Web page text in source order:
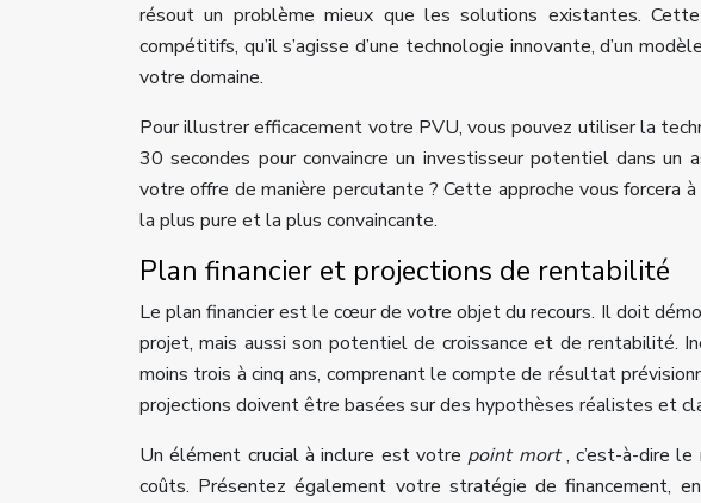
résout un problème mieux que les solutions existantes.
compétitifs, qu’il s’agisse d’une technologie innovante, d’un
votre domaine.
Pour illustrer efficacement votre PVU, vous pouvez utiliser la
30 secondes pour convaincre un investisseur potentiel dans un
votre offre de manière percutante ? Cette approche vous forcera
la plus pure et la plus convaincante.
Plan financier et projections de rentabilité
Le plan financier est le cœur de votre objet du recours. Il doit
projet, mais aussi son potentiel de croissance et de rentabilité.
moins trois à cinq ans, comprenant le compte de résultat
projections doivent être basées sur des hypothèses réalistes et
Un élément crucial à inclure est votre point mort, c’est-à-dire
coûts. Présentez également votre stratégie de financement,